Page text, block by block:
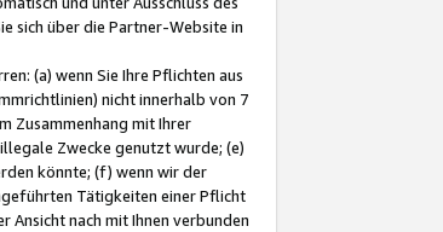
sich über die Partner-Website in
(a) wenn Sie Ihre Pflichten aus
nicht innerhalb von 7
Zusammenhang mit Ihrer
Zwecke genutzt wurde; (e)
könnte; (f) wenn wir der
Tätigkeiten einer Pflicht
Ansicht nach mit Ihnen verbunden